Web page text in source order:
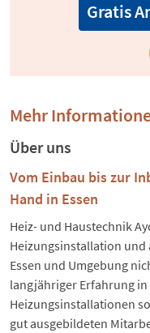
Gratis
Mehr
Über uns
Vom Einbau bis zur
Hand in Essen
Heiz- und Haustechnik
Heizungsinstallation und
Essen und Umgebung
langjähriger Erfahrung
Heizungsinstallationen
gut ausgebildeten